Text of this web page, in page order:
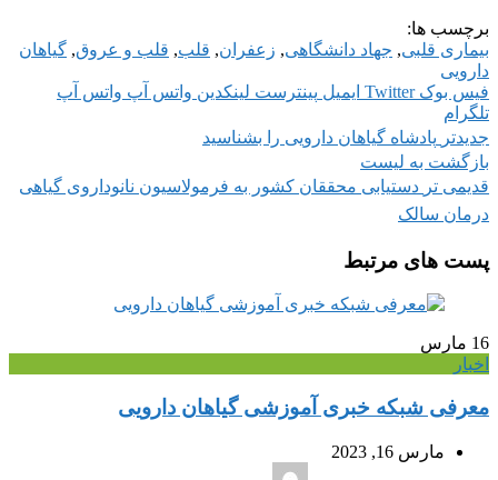
برچسب ها:
بیماری قلبی, جهاد دانشگاهی, زعفران, قلب, قلب و عروق, گیاهان
دارویی
فیس بوک Twitter ایمیل پینترست لینکدین واتس آپ واتس آپ
تلگرام
جدیدتر پادشاه گیاهان دارویی را بشناسید
بازگشت به لیست
قدیمی تر دستیابی محققان کشور به فرمولاسیون نانوداروی گیاهی
درمان سالک
پست های مرتبط
16 مارس
اخبار
معرفی شبکه خبری آموزشی گیاهان دارویی
مارس 16, 2023